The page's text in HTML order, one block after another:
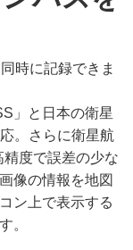
時に記録できま
」と日本の衛星
。さらに衛星航
度で誤差の少な
像の情報を地図
ン上で表示する
。